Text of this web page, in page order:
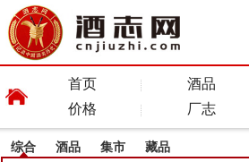
首页 酒品
价格
厂志
综合 酒品 集市 藏品